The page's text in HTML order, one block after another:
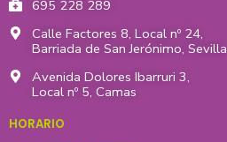
f
695 228 289
Calle Factores 8, Local nº 24,
Barriada de San Jerónimo, Sevilla
Avenida Dolores Ibarruri 3,
Local nº 5, Camas
HORARIO